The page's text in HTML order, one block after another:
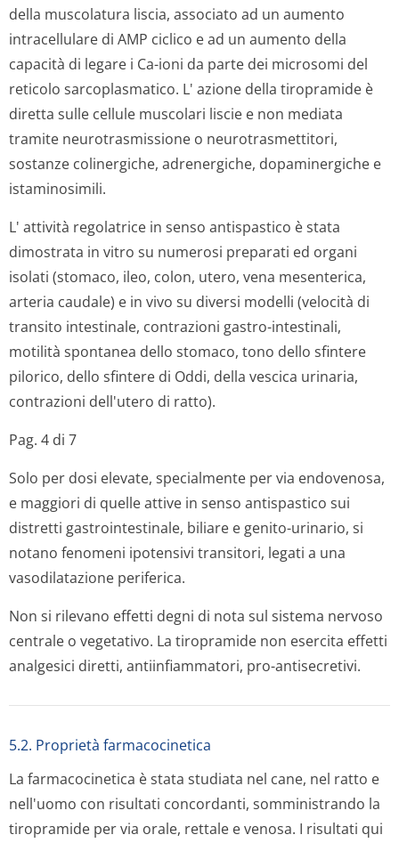
della muscolatura liscia, associato ad un aumento
intracellulare di AMP ciclico e ad un aumento della
capacità di legare i Ca-ioni da parte dei microsomi del
reticolo sarcoplasmatico. L' azione della tiropramide è
diretta sulle cellule muscolari liscie e non mediata
tramite neurotrasmissione o neurotrasmet­titori,
sostanze colinergiche, adrenergiche, dopaminergiche e
istaminosimili.
L' attività regolatrice in senso antispastico è stata
dimostrata in vitro su numerosi preparati ed organi
isolati (stomaco, ileo, colon, utero, vena mesenterica,
arteria caudale) e in vivo su diversi modelli (velocità di
transito intestinale, contrazioni gastro-intestinali,
motilità spontanea dello stomaco, tono dello sfintere
pilorico, dello sfintere di Oddi, della vescica urinaria,
contrazioni dell'utero di ratto).
Pag. 4 di 7
Solo per dosi elevate, specialmente per via endovenosa,
e maggiori di quelle attive in senso antispastico sui
distretti gastrointestinale, biliare e genito-urinario, si
notano fenomeni ipotensivi transitori, legati a una
vasodilatazione periferica.
Non si rilevano effetti degni di nota sul sistema nervoso
centrale o vegetativo. La tiropramide non esercita effetti
analgesici diretti, antiinfiammatori, pro-antisecretivi.
5.2. Proprietà farmacocinetica
La farmacocinetica è stata studiata nel cane, nel ratto e
nell'uomo con risultati concordanti, somministrando la
tiropramide per via orale, rettale e venosa. I risultati qui